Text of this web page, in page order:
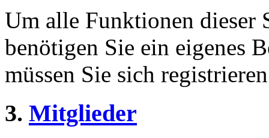
Um alle Funktionen dieser
benötigen Sie ein eigenes
müssen Sie sich
3. Mitglieder